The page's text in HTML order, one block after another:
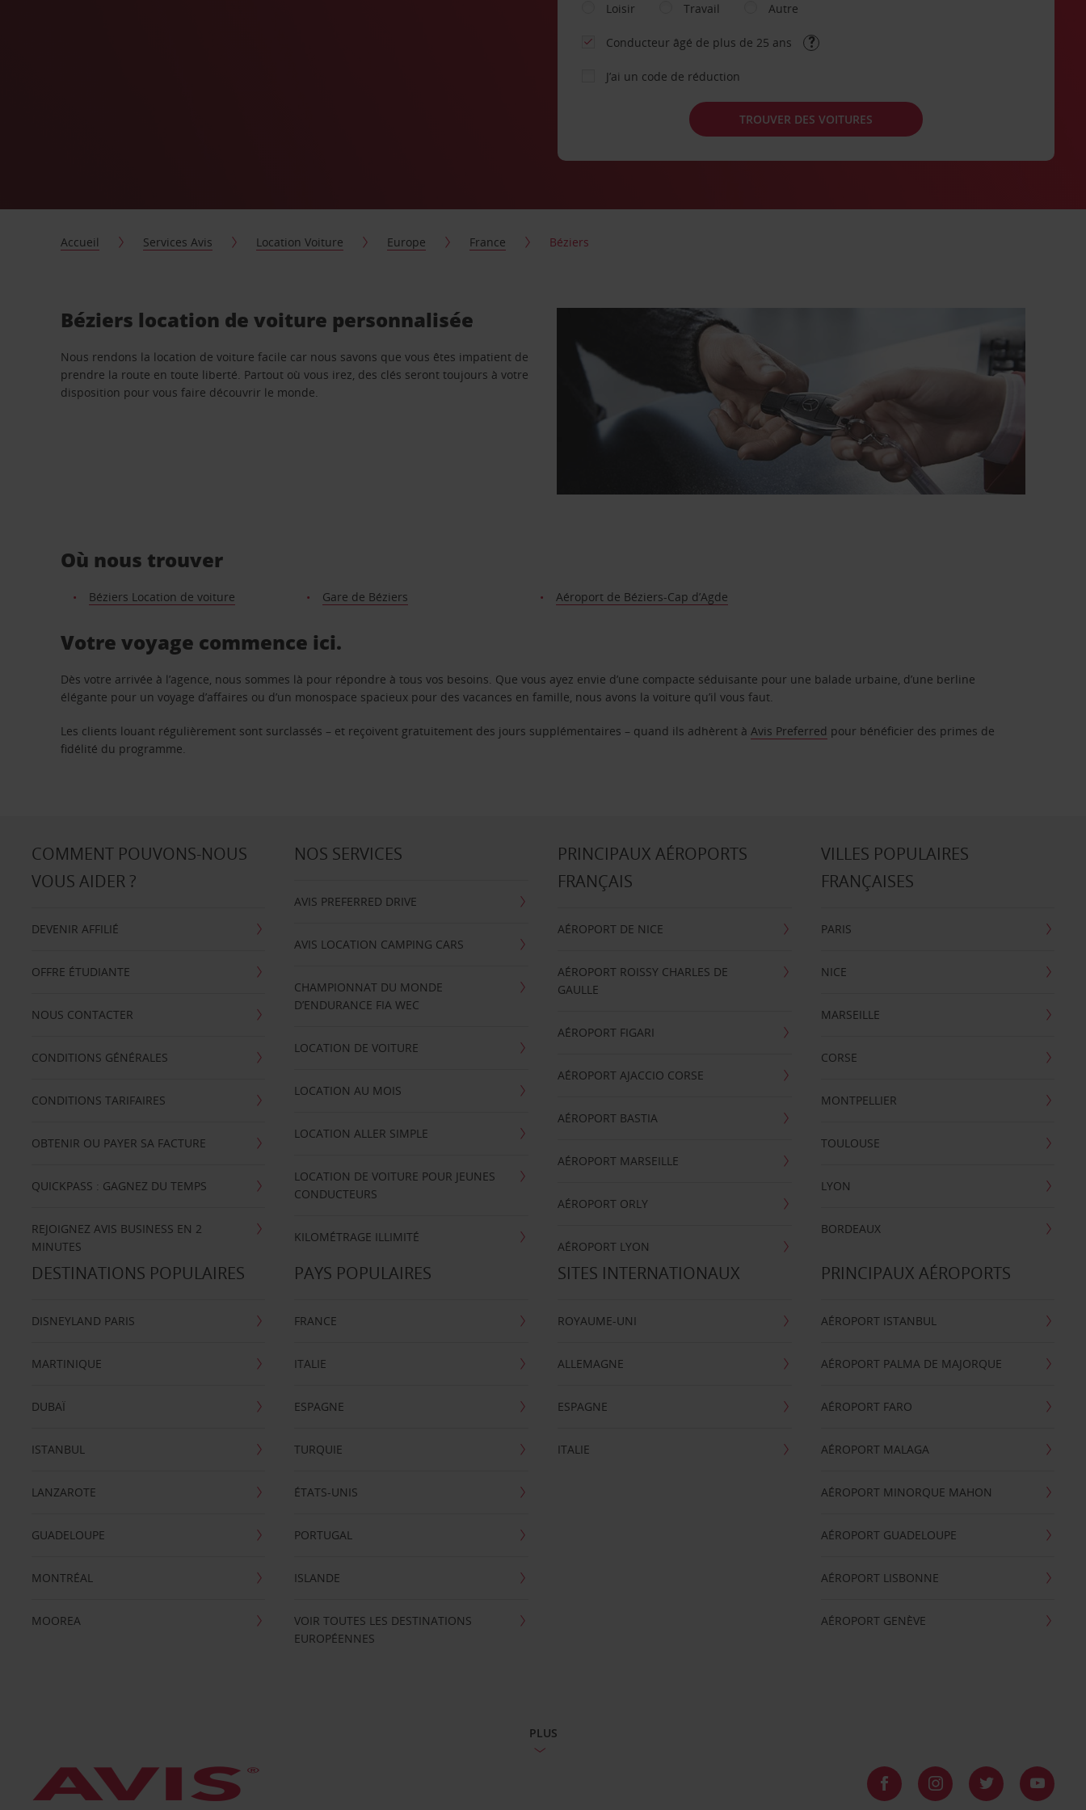
Loisir
Travail Autre
Conducteur âgé de plus de 25 ans
J’ai un code de réduction
TROUVER DES VOITURES
Accueil Services Avis Location Voiture Europe France Béziers
Béziers location de voiture personnalisée
Nous rendons la location de voiture facile car nous savons que vous êtes impatient de
prendre la route en toute liberté. Partout où vous irez, des clés seront toujours à votre
disposition pour vous faire découvrir le monde.
Où nous trouver
Béziers Location de voiture Gare de Béziers Aéroport de Béziers-Cap d’Agde
Votre voyage commence ici.
Dès votre arrivée à l’agence, nous sommes là pour répondre à tous vos besoins. Que vous ayez envie d’une compacte séduisante pour une balade urbaine, d’une berline
élégante pour un voyage d’affaires ou d’un monospace spacieux pour des vacances en famille, nous avons la voiture qu’il vous faut.
Les clients louant régulièrement sont surclassés – et reçoivent gratuitement des jours supplémentaires – quand ils adhèrent àAvis Preferred pour bénéficier des primes de
fidélité du programme.
COMMENT POUVONS-NOUS
VOUS AIDER ?
DEVENIR AFFILIÉ
OFFRE ÉTUDIANTE
NOUS CONTACTER
CONDITIONS GÉNÉRALES
CONDITIONS TARIFAIRES
OBTENIR OU PAYER SA FACTURE
QUICKPASS : GAGNEZ DU TEMPS
REJOIGNEZ AVIS BUSINESS EN 2
MINUTES
NOS SERVICES
AVIS PREFERRED DRIVE
AVIS LOCATION CAMPING CARS
CHAMPIONNAT DU MONDE
D’ENDURANCE FIA WEC
LOCATION DE VOITURE
LOCATION AU MOIS
LOCATION ALLER SIMPLE
LOCATION DE VOITURE POUR JEUNES
CONDUCTEURS
KILOMÉTRAGE ILLIMITÉ
PRINCIPAUX AÉROPORTS
FRANÇAIS
AÉROPORT DE NICE
AÉROPORT ROISSY CHARLES DE
GAULLE
AÉROPORT FIGARI
AÉROPORT AJACCIO CORSE
AÉROPORT BASTIA
AÉROPORT MARSEILLE
AÉROPORT ORLY
AÉROPORT LYON
VILLES POPULAIRES
FRANÇAISES
PARIS
NICE
MARSEILLE
CORSE
MONTPELLIER
TOULOUSE
LYON
BORDEAUX
DESTINATIONS POPULAIRES
DISNEYLAND PARIS
MARTINIQUE
DUBAÏ
ISTANBUL
LANZAROTE
GUADELOUPE
MONTRÉAL
MOOREA
PAYS POPULAIRES
FRANCE
ITALIE
ESPAGNE
TURQUIE
ÉTATS-UNIS
PORTUGAL
ISLANDE
VOIR TOUTES LES DESTINATIONS
EUROPÉENNES
SITES INTERNATIONAUX
ROYAUME-UNI
ALLEMAGNE
ESPAGNE
ITALIE
PRINCIPAUX AÉROPORTS
AÉROPORT ISTANBUL
AÉROPORT PALMA DE MAJORQUE
AÉROPORT FARO
AÉROPORT MALAGA
AÉROPORT MINORQUE MAHON
AÉROPORT GUADELOUPE
AÉROPORT LISBONNE
AÉROPORT GENÈVE
PLUS